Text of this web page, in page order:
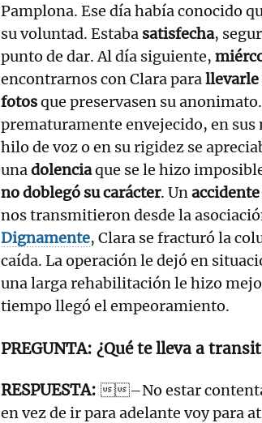
Pamplona. Ese día había conocido
su voluntad. Estaba satisfecha,
punto de dar. Al día siguiente,
encontrarnos con Clara parallevarle
fotosque preservasen su
prematuramente envejecido, en sus
hilo de voz o en su rigidez se
unadolenciaque se le hizo
no doblegó su carácter. Unaccidente
nos transmitieron desde la
Dignamente, Clara se fracturó la
caída. La operación le dejó en
una larga rehabilitación le hizo
tiempo llegó el empeoramiento.
¿Qué te lleva a
–No estar contenta
en vez de ir para adelante voy para